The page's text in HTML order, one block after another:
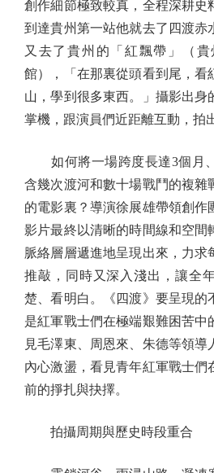
創作細節極致較真，全程深耕史
到達貴州第一站他就去了四渡赤
又去了貴州的「紅飄帶」（
館），「在那裏從頭看到尾，看
山，學到很多東西。」攝影出身
掌機，跟演員們近距離互動，拍
如何將一場跨度長達3個月
含幾次渡河和數十場戰鬥的複雜
的電影裏？導演徐展雄帶領創作
影片最終以清晰的時間線和空間
脈絡層層遞進地呈現出來，力求
推敲，同時又深入淺出，讓全
楚、看明白。《四渡》要呈現的
是紅軍戰士們在極端艱難困苦中
見毛澤東、周恩來、朱德等領導
內心激盪，看見青年紅軍戰士們
前的掙扎與抉擇。
拍攝周期與歷史時段重合